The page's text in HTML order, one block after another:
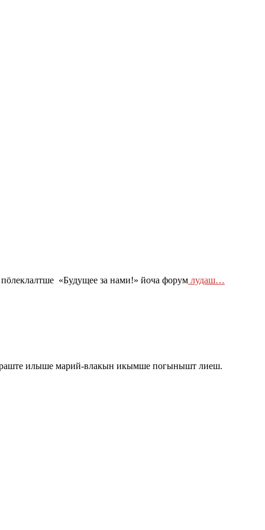
«Будущее за нами!» йоча форум лудаш…
илыше марий-влакын икымше погынышт лиеш.